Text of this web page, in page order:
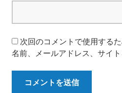
次回のコメントで使用する
名前、メールアドレス、サイト